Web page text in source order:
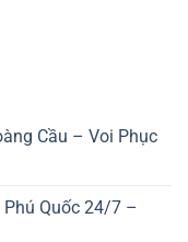
Cầu – Voi Phục
Quốc 24/7 –